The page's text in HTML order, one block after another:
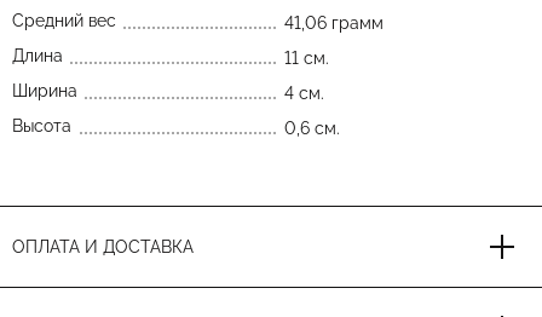
Средний вес
41,06 грамм
Длина
11 см.
Ширина
4 см.
Высота
0,6 см.
ОПЛАТА И ДОСТАВКА